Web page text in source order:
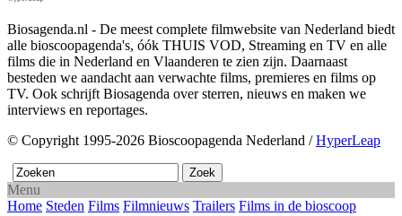
Biosagenda.nl - De meest complete filmwebsite van Nederland biedt
alle bioscoopagenda's, óók THUIS VOD, Streaming en TV en alle
films die in Nederland en Vlaanderen te zien zijn. Daarnaast
besteden we aandacht aan verwachte films, premieres en films op
TV. Ook schrijft Biosagenda over sterren, nieuws en maken we
interviews en reportages.
© Copyright 1995-2026 Bioscoopagenda Nederland /HyperLeap
Menu
Home Steden Films Filmnieuws Trailers Films in de bioscoop